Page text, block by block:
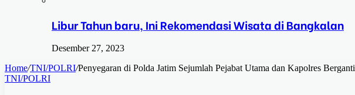
Libur Tahun baru, Ini Rekomendasi Wisata di Bangkalan
Desember 27, 2023
Home/TNI/POLRI/Penyegaran di Polda Jatim Sejumlah Pejabat Utama dan Kapolres Berganti
TNI/POLRI